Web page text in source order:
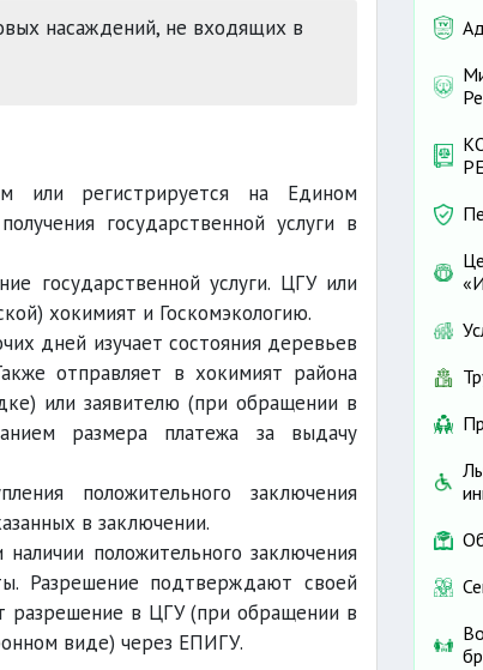
насаждений, не входящих в
или регистрируется на Едином
государственной услуги в
государственной услуги. ЦГУ или
хокимият и Госкомэкологию.
дней изучает состояния деревьев
отправляет в хокимият района
или заявителю (при обращении в
размера платежа за выдачу
положительного заключения
в заключении.
положительного заключения
Разрешение подтверждают своей
разрешение в ЦГУ (при обращении в
виде) через ЕПИГУ.